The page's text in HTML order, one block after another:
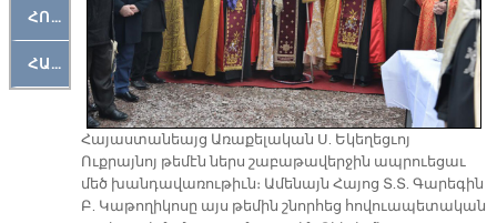
ՀՈԳԵՄՏԱՒՈՐ
ՀԱՐԹԱԿ
Հայաստանեայց Առաքելական Ս. Եկեղեցւոյ
Ուքրայնոյ թեմէն ներս շաբաթավերջին ապրուեցաւ
մեծ խանդավառութիւն։ Ամենայն Հայոց Տ.Տ. Գարեգին
Բ. Կաթողիկոսը այս թեմին շնորհեց հովուապետական